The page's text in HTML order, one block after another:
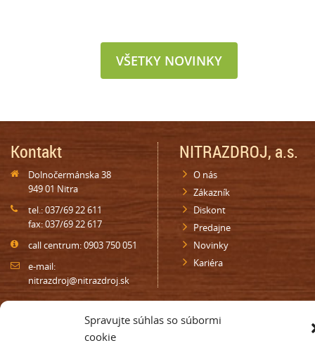
Spravujte súhlas so súbormi
cookie
VŠETKY NOVINKY
Kontakt
Dolnočermánska 38
949 01 Nitra
tel.: 037/69 22 611
fax: 037/69 22 617
call centrum: 0903 750 051
e-mail:
nitrazdroj@nitrazdroj.sk
NITRAZDROJ, a.s.
O nás
Zákazník
Diskont
Predajne
Novinky
Kariéra
Najbližšia predajňa